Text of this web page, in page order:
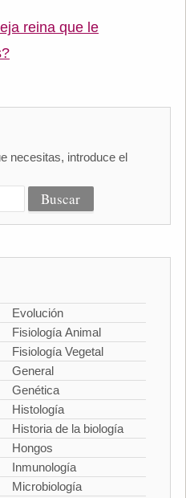
reina que le
necesitas, introduce el
Evolución
Fisiología Animal
Fisiología Vegetal
General
Genética
Histología
Historia de la biología
Hongos
Inmunología
Microbiología